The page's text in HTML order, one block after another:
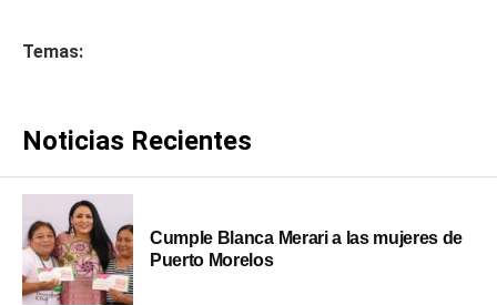
Temas:
Noticias Recientes
Cumple Blanca Merari a las mujeres de
Puerto Morelos